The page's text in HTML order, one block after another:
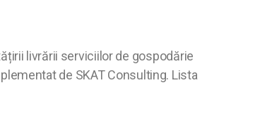
livrării serviciilor de gospodărie
de SKAT Consulting. Lista